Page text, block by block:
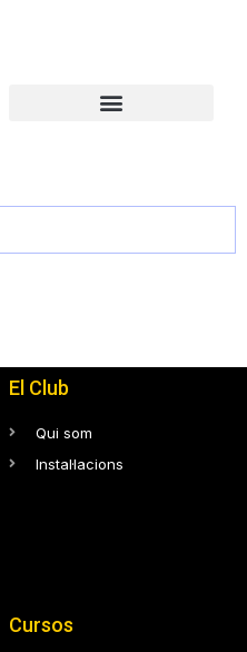
El Club
Qui som
Instal·lacions
Cursos